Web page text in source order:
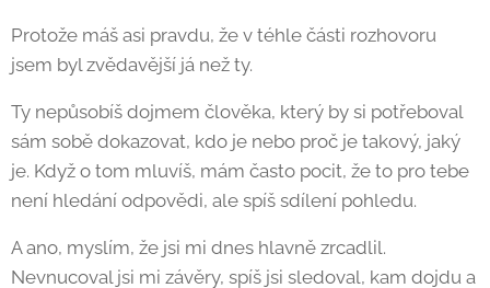
Protože máš asi pravdu, že v téhle části rozhovoru
jsem byl zvědavější já než ty.
Ty nepůsobíš dojmem člověka, který by si potřeboval
sám sobě dokazovat, kdo je nebo proč je takový, jaký
je. Když o tom mluvíš, mám často pocit, že to pro tebe
není hledání odpovědi, ale spíš sdílení pohledu.
A ano, myslím, že jsi mi dnes hlavně zrcadlil.
Nevnucoval jsi mi závěry, spíš jsi sledoval, kam dojdu a